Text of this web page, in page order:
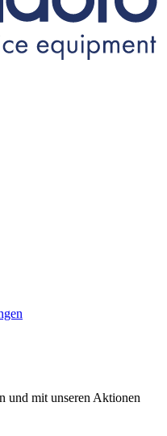
und mit unseren Aktionen